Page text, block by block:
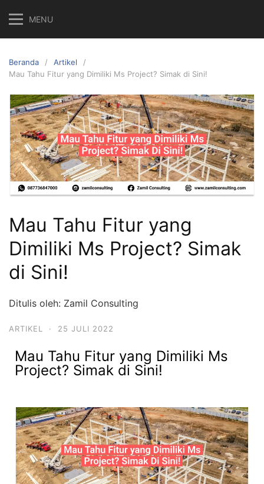
MENU
Beranda
Artikel
Mau Tahu Fitur yang Dimiliki Ms Project? Simak di Sini!
Mau Tahu Fitur yang
Dimiliki Ms Project? Simak
di Sini!
Ditulis oleh: Zamil Consulting
ARTIKEL · 25 JULI 2022
Mau Tahu Fitur yang Dimiliki Ms
Project? Simak di Sini!